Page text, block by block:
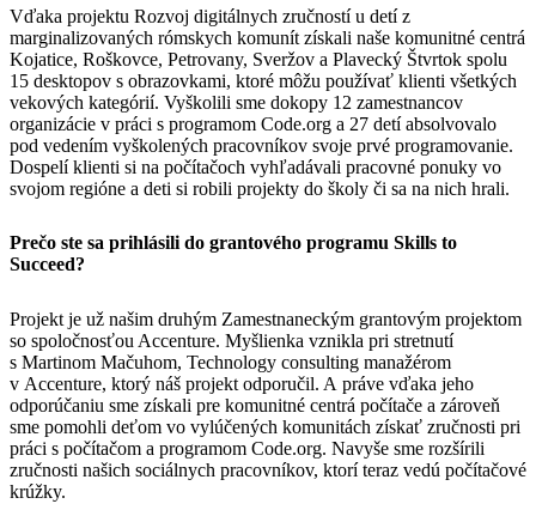
Vďaka projektu Rozvoj digitálnych zručností u detí z
marginalizovaných rómskych komunít získali naše komunitné centrá
Kojatice, Roškovce, Petrovany, Sveržov a Plavecký Štvrtok spolu
15 desktopov s obrazovkami, ktoré môžu používať klienti všetkých
vekových kategórií. Vyškolili sme dokopy 12 zamestnancov
organizácie v práci s programom Code.org a 27 detí absolvovalo
pod vedením vyškolených pracovníkov svoje prvé programovanie.
Dospelí klienti si na počítačoch vyhľadávali pracovné ponuky vo
svojom regióne a deti si robili projekty do školy či sa na nich hrali.
Prečo ste sa prihlásili do grantového programu Skills to
Succeed?
Projekt je už našim druhým Zamestnaneckým grantovým projektom
so spoločnosťou Accenture. Myšlienka vznikla pri stretnutí
s Martinom Mačuhom, Technology consulting manažérom
v Accenture, ktorý náš projekt odporučil. A práve vďaka jeho
odporúčaniu sme získali pre komunitné centrá počítače a zároveň
sme pomohli deťom vo vylúčených komunitách získať zručnosti pri
práci s počítačom a programom Code.org. Navyše sme rozšírili
zručnosti našich sociálnych pracovníkov, ktorí teraz vedú počítačové
krúžky.